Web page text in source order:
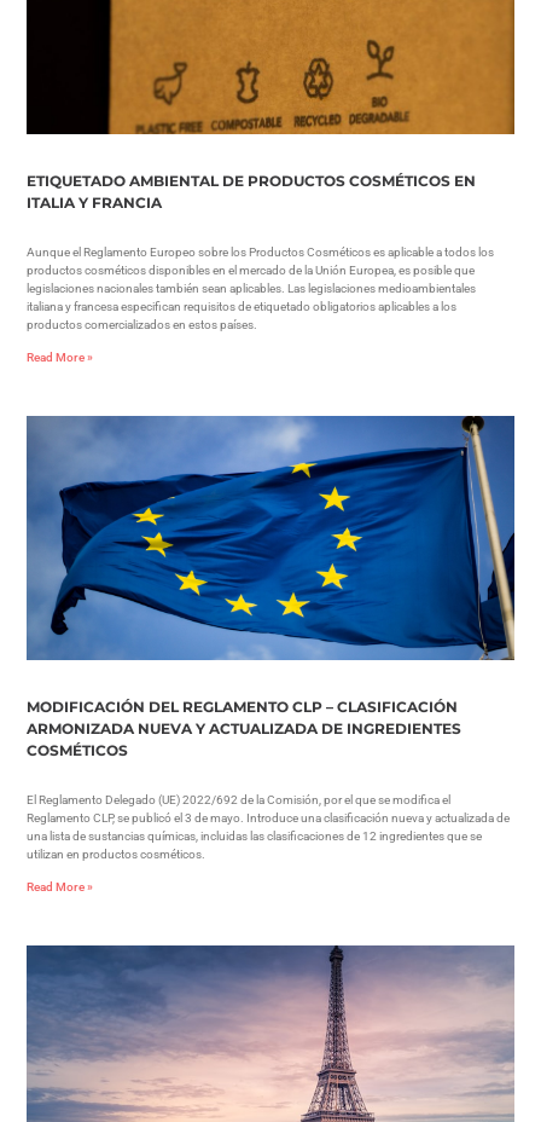
ETIQUETADO AMBIENTAL DE PRODUCTOS COSMÉTICOS EN
ITALIA Y FRANCIA
Aunque el Reglamento Europeo sobre los Productos Cosméticos es aplicable a todos los
productos cosméticos disponibles en el mercado de la Unión Europea, es posible que
legislaciones nacionales también sean aplicables. Las legislaciones medioambientales
italiana y francesa especifican requisitos de etiquetado obligatorios aplicables a los
productos comercializados en estos países.
Read More »
MODIFICACIÓN DEL REGLAMENTO CLP – CLASIFICACIÓN
ARMONIZADA NUEVA Y ACTUALIZADA DE INGREDIENTES
COSMÉTICOS
El Reglamento Delegado (UE) 2022/692 de la Comisión, por el que se modifica el
Reglamento CLP, se publicó el 3 de mayo. Introduce una clasificación nueva y actualizada de
una lista de sustancias químicas, incluidas las clasificaciones de 12 ingredientes que se
utilizan en productos cosméticos.
Read More »